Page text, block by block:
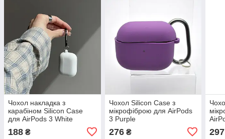
Чохол накладка з
карабіном Silicon Case
для AirPods 3 White
188 ₴
Чохол Silicon Case з
мікрофіброю для AirPods
3 Purple
276₴ 297